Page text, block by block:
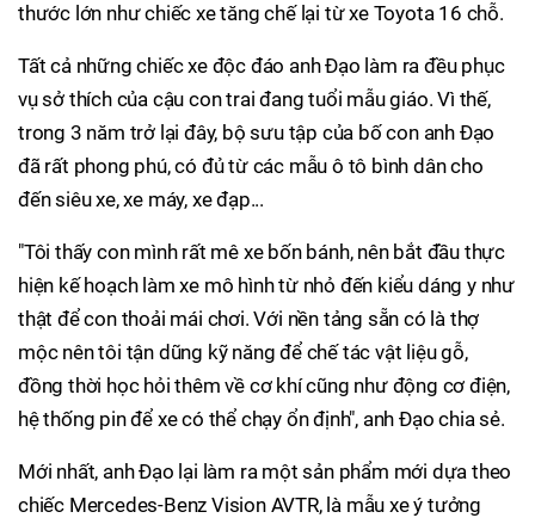
thước lớn như chiếc xe tăng chế lại từ xe Toyota 16 chỗ.
Tất cả những chiếc xe độc đáo anh Đạo làm ra đều phục
vụ sở thích của cậu con trai đang tuổi mẫu giáo. Vì thế,
trong 3 năm trở lại đây, bộ sưu tập của bố con anh Đạo
đã rất phong phú, có đủ từ các mẫu ô tô bình dân cho
đến siêu xe, xe máy, xe đạp...
"Tôi thấy con mình rất mê xe bốn bánh, nên bắt đầu thực
hiện kế hoạch làm xe mô hình từ nhỏ đến kiểu dáng y như
thật để con thoải mái chơi. Với nền tảng sẵn có là thợ
mộc nên tôi tận dũng kỹ năng để chế tác vật liệu gỗ,
đồng thời học hỏi thêm về cơ khí cũng như động cơ điện,
hệ thống pin để xe có thể chạy ổn định", anh Đạo chia sẻ.
Mới nhất, anh Đạo lại làm ra một sản phẩm mới dựa theo
chiếc Mercedes-Benz Vision AVTR, là mẫu xe ý tưởng